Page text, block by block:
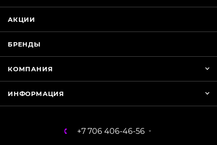
АКЦИИ
БРЕНДЫ
КОМПАНИЯ
ИНФОРМАЦИЯ
+7 706 406-46-56
WhatsApp